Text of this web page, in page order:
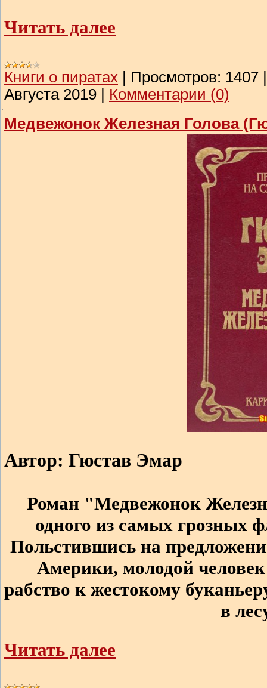
Читать далее
Книги о пиратах Просмотров: 1407
Августа 2019
Комментарии (0)
Медвежонок Железная Голова
Автор: Гюстав Эмар
Роман "Медвежонок
одного из самых грозных
Польстившись на
Америки, молодой
рабство к жестокому
в
Читать далее